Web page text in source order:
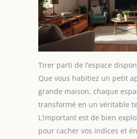
Tirer parti de l’espace
Que vous habitiez un petit
grande maison, chaque
transformé en un véritable
L’important est de bien
pour cacher vos indices et